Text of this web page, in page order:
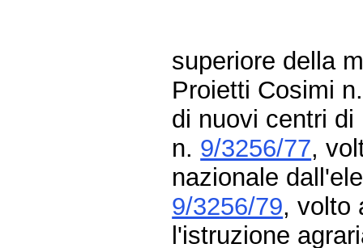
superiore della
Proietti Cosimi
di nuovi centri di
n. 9/3256/77,
nazionale
9/3256/79, volto
l'istruzione